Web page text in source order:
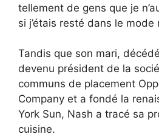
tellement de gens que je
si j’étais resté dans le mode
Tandis que son mari,
devenu président de la
communs de placement
Company et a fondé la
York Sun, Nash a tracé sa
cuisine.